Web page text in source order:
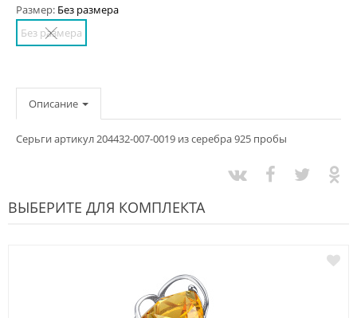
Размер: Без размера
Без размера
Описание
Серьги артикул 204432-007-0019 из серебра 925 пробы
ВЫБЕРИТЕ ДЛЯ КОМПЛЕКТА